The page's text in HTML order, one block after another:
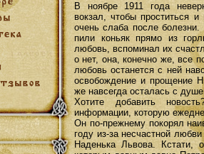
В ноябре 1911 года
вокзал, чтобы проститься
очень слаба после
пили коньяк прямо из
любовь, вспоминал их
о нет, она, конечно же, все
любовь останется с ней
освобождение и прощение
же навсегда осталась с
Хотите добавить
информации, которую
Он по-прежнему покорял
году из-за несчастной
Наденька Львова. Кстати,